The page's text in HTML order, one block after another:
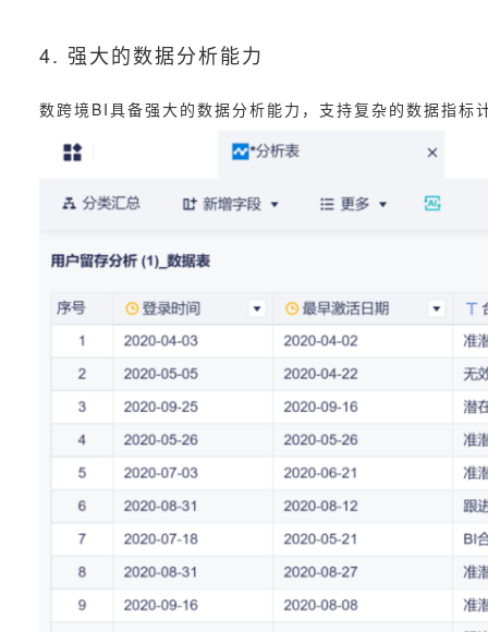
4. 强大的数据分析能力
数跨境BI具备强大的数据分析能力，支持复杂的数据指